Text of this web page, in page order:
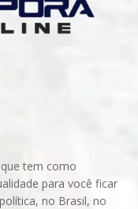
tem como
para você ficar
no Brasil, no